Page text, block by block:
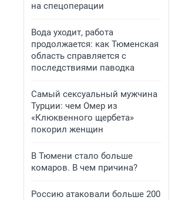
на спецоперации
Вода уходит, работа
продолжается: как Тюменская
область справляется с
последствиями паводка
Самый сексуальный мужчина
Турции: чем Омер из
«Клюквенного щербета»
покорил женщин
В Тюмени стало больше
комаров. В чем причина?
Россию атаковали больше 200